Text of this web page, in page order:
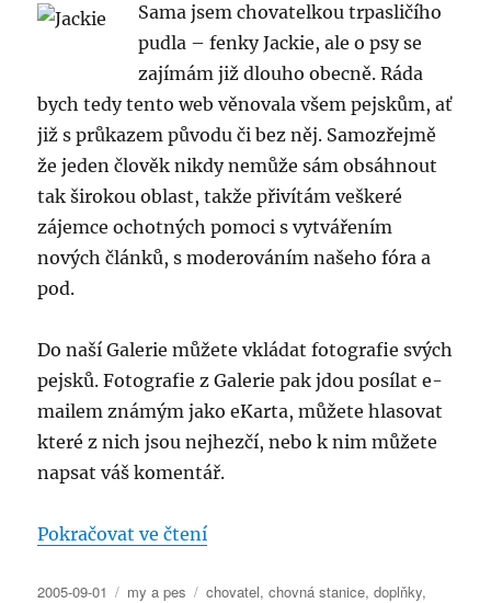
Sama jsem chovatelkou trpasličího
pudla – fenky Jackie, ale o psy se
zajímám již dlouho obecně. Ráda
bych tedy tento web věnovala všem pejskům, ať
již s průkazem původu či bez něj. Samozřejmě
že jeden člověk nikdy nemůže sám obsáhnout
tak širokou oblast, takže přivítám veškeré
zájemce ochotných pomoci s vytvářením
nových článků, s moderováním našeho fóra a
pod.
Do naší Galerie můžete vkládat fotografie svých
pejsků. Fotografie z Galerie pak jdou posílat e-
mailem známým jako eKarta, můžete hlasovat
které z nich jsou nejhezčí, nebo k nim můžete
napsat váš komentář.
Pokračovat ve čtení„Vítejte na našem webu pro
Publikováno:
2005-09-01 Rubriky:
my a pes Štítky:
chovatel,chovná stanice,doplňky,